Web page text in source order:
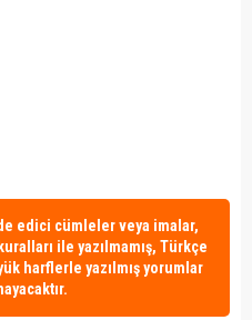
edici cümleler veya imalar,
ile yazılmamış, Türkçe
harflerle yazılmış yorumlar